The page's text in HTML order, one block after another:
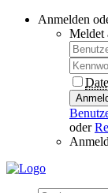
Anmelden
Meldet
oder